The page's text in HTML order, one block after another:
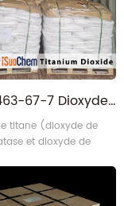
CAS 13463-67-7 Dioxyde de titane
titane (dioxyde de
et dioxyde de